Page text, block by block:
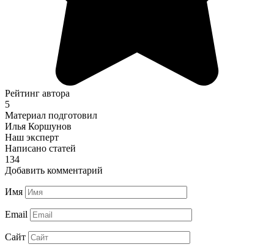
Рейтинг автора
5
Материал подготовил
Илья Коршунов
Наш эксперт
Написано статей
134
Добавить комментарий
Имя
Email
Сайт